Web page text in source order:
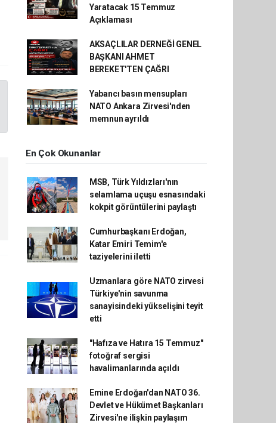
Yaratacak 15 Temmuz
Açıklaması
AKSAÇLILAR DERNEĞİ GENEL
BAŞKANI AHMET
BEREKET'TEN ÇAĞRI
Yabancı basın mensupları
NATO Ankara Zirvesi'nden
memnun ayrıldı
En Çok Okunanlar
MSB, Türk Yıldızları'nın
selamlama uçuşu esnasındaki
kokpit görüntülerini paylaştı
Cumhurbaşkanı Erdoğan,
Katar Emiri Temim'e
taziyelerini iletti
Uzmanlara göre NATO zirvesi
Türkiye'nin savunma
sanayisindeki yükselişini teyit
etti
"Hafıza ve Hatıra 15 Temmuz"
fotoğraf sergisi
havalimanlarında açıldı
Emine Erdoğan'dan NATO 36.
Devlet ve Hükümet Başkanları
Zirvesi'ne ilişkin paylaşım